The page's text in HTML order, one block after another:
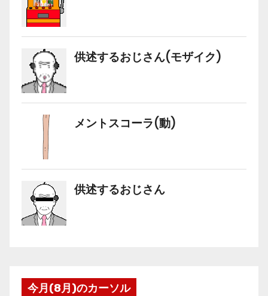
今月(8月)のカーソル